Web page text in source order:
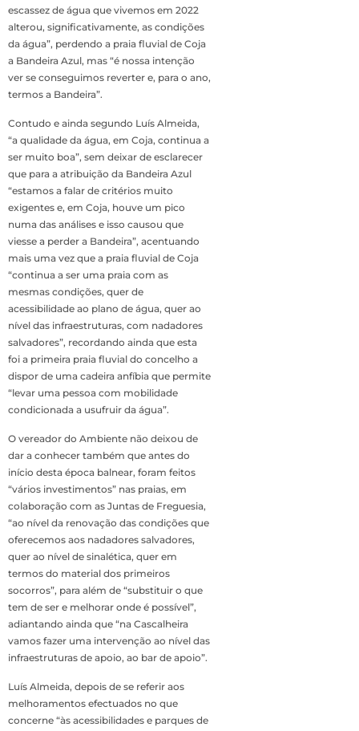
escassez de água que vivemos em 2022
alterou, significativamente, as condições
da água”, perdendo a praia fluvial de Coja
a Bandeira Azul, mas “é nossa intenção
ver se conseguimos reverter e, para o ano,
termos a Bandeira”.
Contudo e ainda segundo Luís Almeida,
“a qualidade da água, em Coja, continua a
ser muito boa”, sem deixar de esclarecer
que para a atribuição da Bandeira Azul
“estamos a falar de critérios muito
exigentes e, em Coja, houve um pico
numa das análises e isso causou que
viesse a perder a Bandeira”, acentuando
mais uma vez que a praia fluvial de Coja
“continua a ser uma praia com as
mesmas condições, quer de
acessibilidade ao plano de água, quer ao
nível das infraestruturas, com nadadores
salvadores”, recordando ainda que esta
foi a primeira praia fluvial do concelho a
dispor de uma cadeira anfíbia que permite
“levar uma pessoa com mobilidade
condicionada a usufruir da água”.
O vereador do Ambiente não deixou de
dar a conhecer também que antes do
início desta época balnear, foram feitos
“vários investimentos” nas praias, em
colaboração com as Juntas de Freguesia,
“ao nível da renovação das condições que
oferecemos aos nadadores salvadores,
quer ao nível de sinalética, quer em
termos do material dos primeiros
socorros”, para além de “substituir o que
tem de ser e melhorar onde é possível”,
adiantando ainda que “na Cascalheira
vamos fazer uma intervenção ao nível das
infraestruturas de apoio, ao bar de apoio”.
Luís Almeida, depois de se referir aos
melhoramentos efectuados no que
concerne “às acessibilidades e parques de